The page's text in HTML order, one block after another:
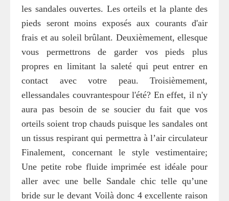
les sandales ouvertes. Les orteils et la plante des
pieds seront moins exposés aux courants d'air
frais et au soleil brûlant. Deuxièmement, ellesque
vous permettrons de garder vos pieds plus
propres en limitant la saleté qui peut entrer en
contact avec votre peau. Troisièmement,
ellessandales couvrantespour l'été? En effet, il n'y
aura pas besoin de se soucier du fait que vos
orteils soient trop chauds puisque les sandales ont
un tissus respirant qui permettra à l’air circulateur
Finalement, concernant le style vestimentaire;
Une petite robe fluide imprimée est idéale pour
aller avec une belle Sandale chic telle qu’une
bride sur le devant Voilà donc 4 excellente raison